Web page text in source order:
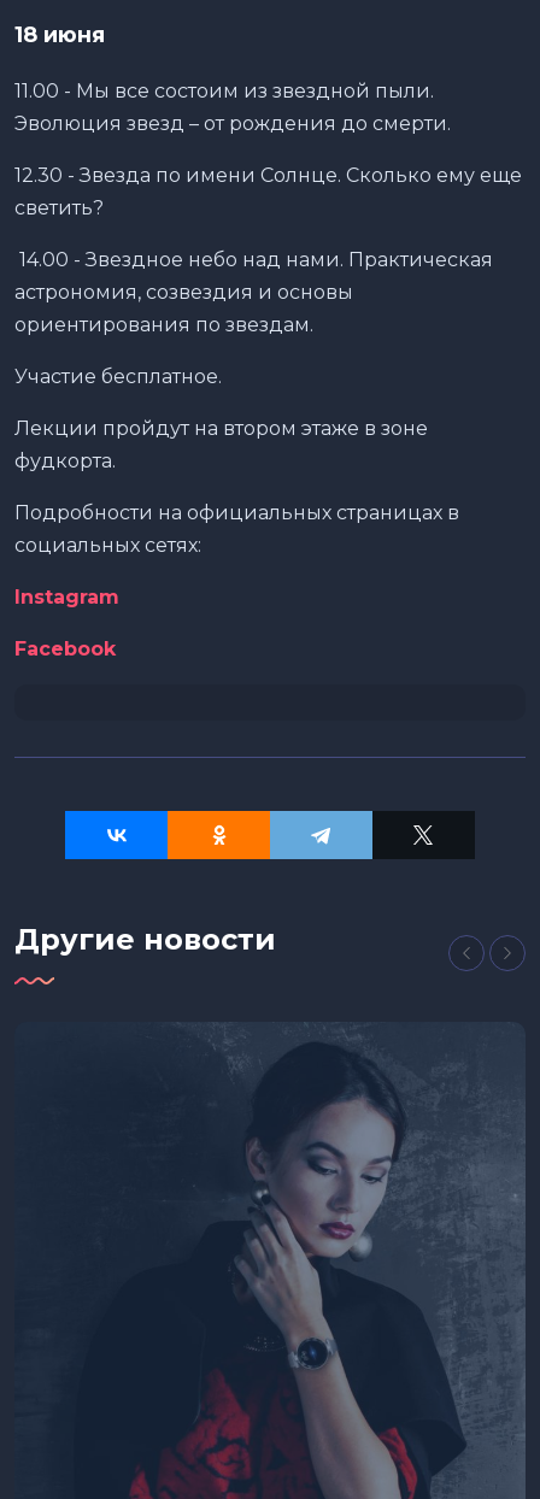
18 июня
11.00 - Мы все состоим из звездной пыли.
Эволюция звезд – от рождения до смерти.
12.30 - Звезда по имени Солнце. Сколько ему еще
светить?
14.00 - Звездное небо над нами. Практическая
астрономия, созвездия и основы
ориентирования по звездам.
Участие бесплатное.
Лекции пройдут на втором этаже в зоне
фудкорта.
Подробности на официальных страницах в
социальных сетях:
Instagram
Facebook
Другие новости